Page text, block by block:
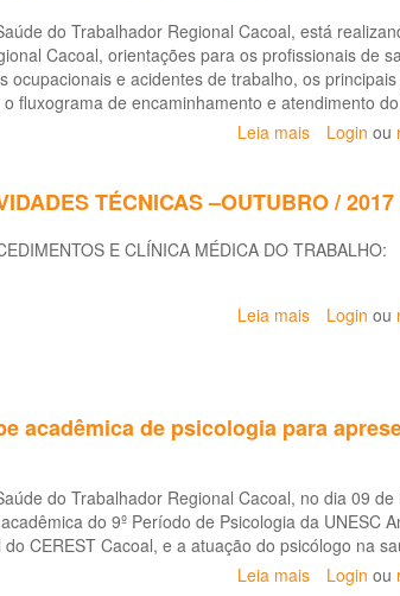
de
Ji-
Paraná
RO.
prol
da
Saúde
do
Homem
Trabalhador
do Trabalhador Regional Cacoal, está
Cacoal, orientações para os profissionais de
ocupacionais e acidentes de trabalho, os
fluxograma de encaminhamento e atendimento
Leia mais sobre
realiza
nas
de
Doenças
Acidentes
de
Trabalho.
Login ou
TÉCNICAS –OUTUBRO /
E CLÍNICA MÉDICA DO TRABALHO:
Leia mais sobre
–
2017
CEREST
CACOAL
Login ou
acadêmica de psicologia para
do Trabalhador Regional Cacoal, no dia 09
do 9º Período de Psicologia da UNESC
CEREST Cacoal, e a atuação do psicólogo na
Leia mais sobre
Login ou